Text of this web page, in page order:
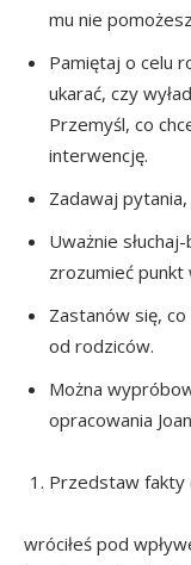
mu nie
Pamiętaj o celu
ukarać, czy
Przemyśl, co
interwencję.
Zadawaj
Uważnie
zrozumieć punkt
Zastanów się, co
od rodziców.
Można
opracowania
Przedstaw fakty
wróciłeś pod